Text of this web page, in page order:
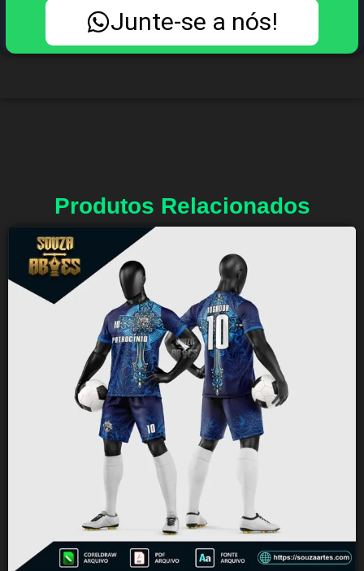
Junte-se a nós!
Produtos Relacionados